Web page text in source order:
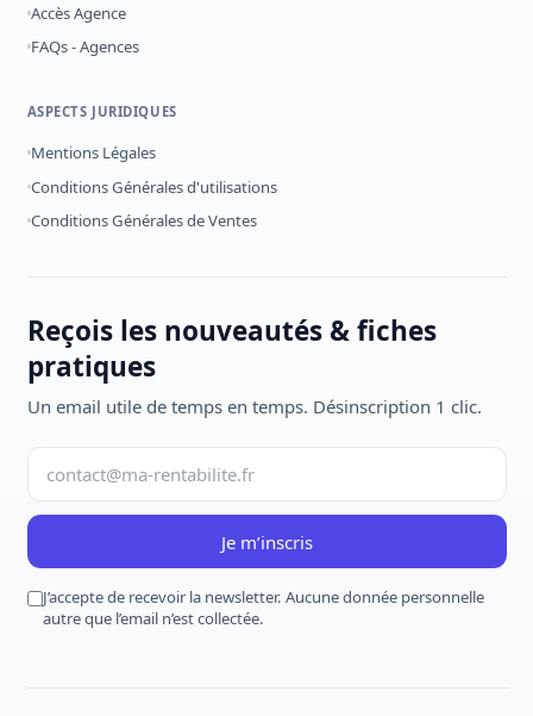
Accès Agence
FAQs - Agences
ASPECTS JURIDIQUES
Mentions Légales
Conditions Générales d'utilisations
Conditions Générales de Ventes
Reçois les nouveautés & fiches
pratiques
Un email utile de temps en temps. Désinscription 1 clic.
Je m’inscris
J’accepte de recevoir la newsletter. Aucune donnée personnelle
autre que l’email n’est collectée.